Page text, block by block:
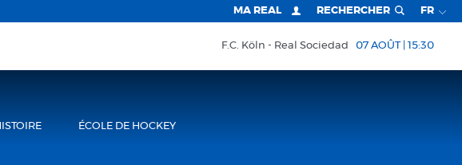
MA REAL RECHERCHER FR
F.C. Köln Real Sociedad 07 AOÛT | 15:30
ÉCOLE DE HOCKEY